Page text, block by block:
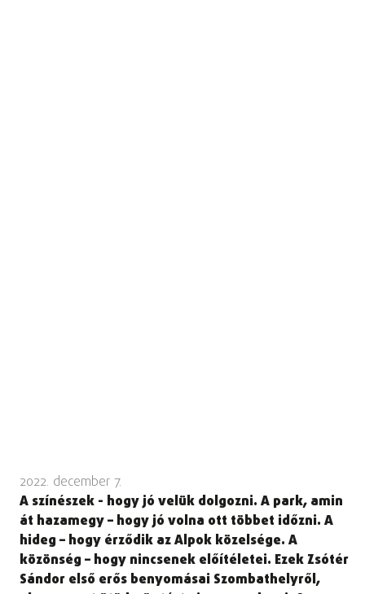
2022. december 7.
A színészek - hogy jó velük dolgozni. A park, amin
át hazamegy – hogy jó volna ott többet időzni. A
hideg – hogy érződik az Alpok közelsége. A
közönség – hogy nincsenek előítéletei. Ezek Zsótér
Sándor első erős benyomásai Szombathelyről,